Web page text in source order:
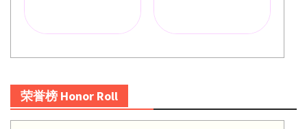
荣誉榜 Honor Roll